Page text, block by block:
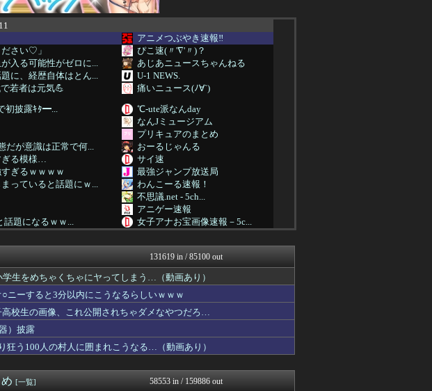
アニメつぶやき速報‼︎
さい♡」
ぴこ速(〃'∇'〃)？
入る可能性がゼロに...
あじあニュースちゃんねる
に、経歴自体はとん...
U-1 NEWS.
若者は元気💪
痛いニュース(ﾉ∀`)
初披露ｷﾀ━...
℃-ute派なんday
なんJミュージアム
プリキュアのまとめ
だが意識は正常で何...
おーるじゃんる
ぎる模様…
サイ速
ぎるｗｗｗｗ
最強ジャンプ放送局
っていると話題にｗ...
わんこーる速報！
不思議.net - 5ch...
アニゲー速報
話題になるｗｗ...
女子アナお宝画像速報－5c...
えすえすログ
げ
アルファルファモザイク＠ネ...
マジキチ速報
艦これ速報 艦隊これくしょ...
投資ちゃんねる
1000mg
SS 森きのこ！
のまま食べるから...
ほんわかMkⅡ
9）
コンテンツ・声優 | ラブ...
乃木通 乃木坂46櫻坂46...
スターライト速報 -遊戯王...
131619 in / 85100 out
生をめちゃくちゃにヤってしまう…（動画あり）
ニーすると3分以内にこうなるらしいｗｗｗ
校生の画像、これ公開されちゃダメなやつだろ…
）披露
狂う100人の村人に囲まれこうなる…（動画あり）
[一覧] 58553 in / 159886 out